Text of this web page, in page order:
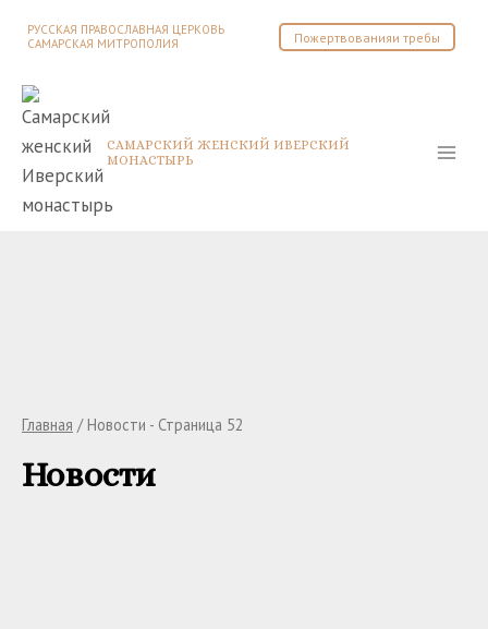
РУССКАЯ ПРАВОСЛАВНАЯ ЦЕРКОВЬ
САМАРСКАЯ МИТРОПОЛИЯ
Пожертвованияи требы
САМАРСКИЙ ЖЕНСКИЙ ИВЕРСКИЙ
МОНАСТЫРЬ
Главная / Новости - Страница 52
Новости